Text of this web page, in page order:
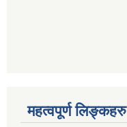
महत्वपूर्ण लिङ्कहरु